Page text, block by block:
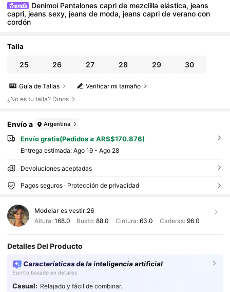
Denimoi Pantalones capri de mezclilla elástica, jeans
capri, jeans sexy, jeans de moda, jeans capri de verano con
cordón
Talla
25 26 27 28 29 30
Verificar mi tamaño
Guía de Tallas
¿No es tu talla? Dinos
Envío a Argentina
Envío gratis(Pedidos ≥ ARS$170.876)
Entrega estimada: Ago 19 - Ago 28
Devoluciones aceptadas
Pagos seguros · Protección de privacidad
Modelar es vestir:26
Altura: 168.0 Busto:88.0 Cintura: 63.0 Caderas: 96.0
Detalles Del Producto
Características de la inteligencia artificial
Escrito basado en detalles
Casual: Relajado y fácil de combinar.